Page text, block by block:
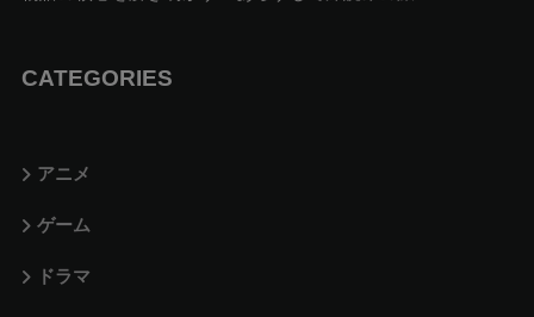
CATEGORIES
アニメ
ゲーム
ドラマ